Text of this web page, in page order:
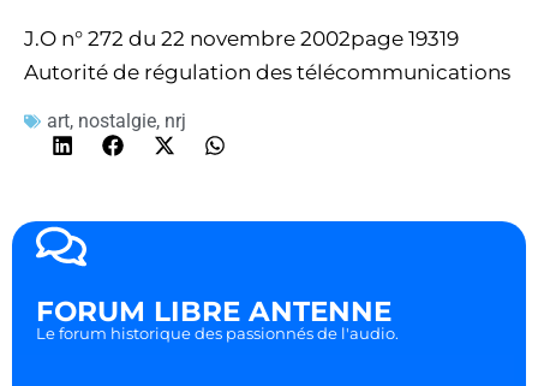
J.O n° 272 du 22 novembre 2002page 19319
Autorité de régulation des télécommunications
art, nostalgie, nrj
FORUM LIBRE ANTENNE
Le forum historique des passionnés de l'audio.